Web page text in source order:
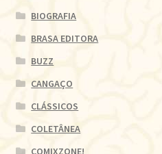
BIOGRAFIA
BRASA EDITORA
BUZZ
CANGAÇO
CLÁSSICOS
COLETÂNEA
COMIXZONE!